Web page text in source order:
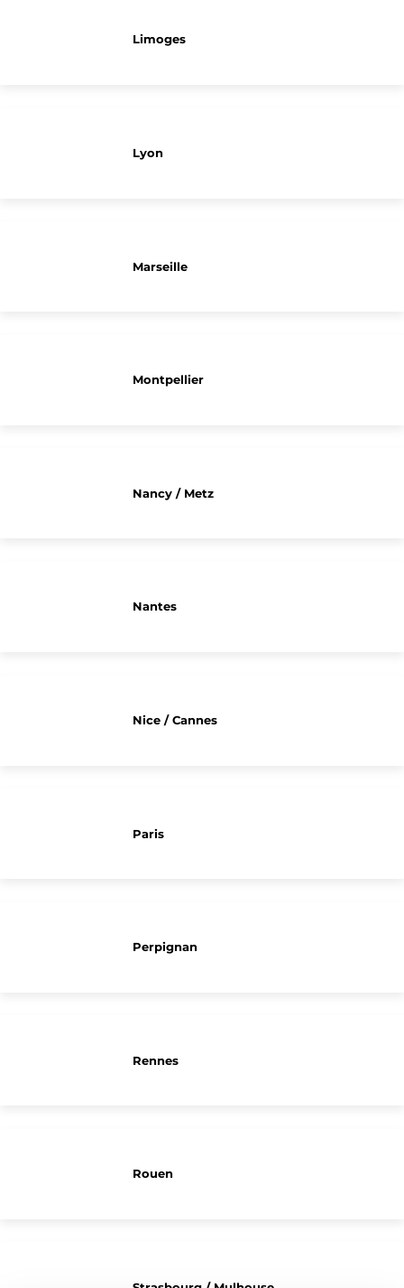
Limoges
Lyon
Marseille
Montpellier
Nancy / Metz
Nantes
Nice / Cannes
Paris
Perpignan
Rennes
Rouen